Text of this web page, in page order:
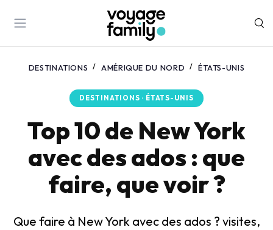
DESTINATIONS AMÉRIQUE DU NORD ÉTATS-UNIS
DESTINATIONS · ÉTATS-UNIS
Top 10 de New York
avec des ados : que
faire, que voir ?
Que faire à New York avec des ados ? visites,